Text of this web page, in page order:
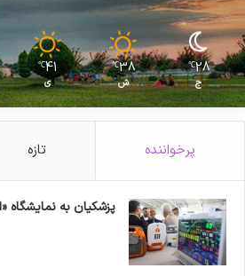
28
℃
ج
38
℃
ش
41
℃
ی
پرخواننده تازه
پزشکیان به نمایشگاه